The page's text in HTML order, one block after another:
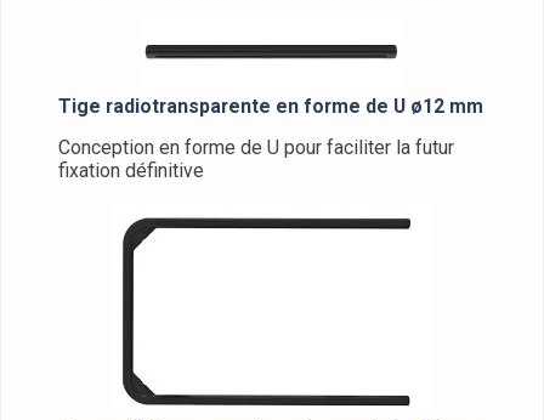
Tige radiotransparente en forme de U ø12 mm
Conception en forme de U pour faciliter la futur
fixation définitive